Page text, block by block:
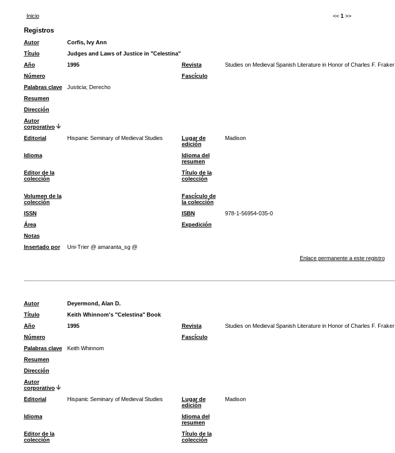
Inicio << 1 >>
Registros
Autor
Corfis, Ivy Ann
Título
Judges and Laws of Justice in "Celestina"
Año
1995 Revista Studies on Medieval Spanish Literature in Honor of Charles F. Fraker
Número
Fascículo
Palabras clave
Justicia; Derecho
Resumen
Dirección
Autor
corporativo
Editorial Hispanic Seminary of Medieval Studies
Lugar de
edición
Madison
Idioma
Idioma del
resumen
Editor de la
colección
Título de la
colección
Volumen de la
colección
Fascículo de
la colección
ISSN ISBN 978-1-56954-035-0
Área
Expedición
Notas
Insertado por
Uni-Trier @ amaranta_sg @
Enlace permanente a este registro
Autor
Deyermond, Alan D.
Título
Keith Whinnom's "Celestina" Book
Año
1995 Revista Studies on Medieval Spanish Literature in Honor of Charles F. Fraker
Número
Fascículo
Palabras clave
Keith Whinnom
Resumen
Dirección
Autor
corporativo
Editorial Hispanic Seminary of Medieval Studies
Lugar de
edición
Madison
Idioma
Idioma del
resumen
Editor de la
colección
Título de la
colección